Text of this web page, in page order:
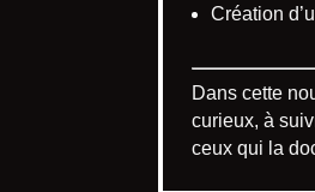
Création
Dans cette
curieux, à
ceux qui la